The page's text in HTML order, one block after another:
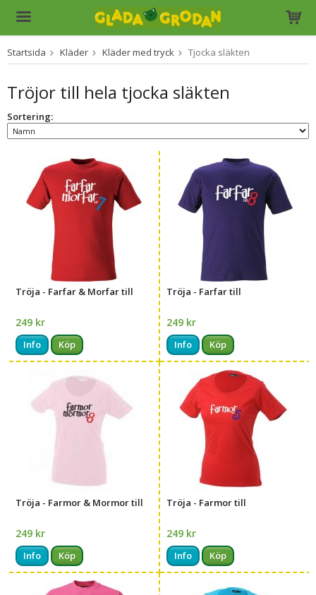
Produkten har blivit tillagd i varukorgen
Startsida Kläder Kläder med tryck Tjocka släkten
Tröjor till hela tjocka släkten
Sortering:
Tröja - Farfar & Morfar till
249 kr
Info Köp
Tröja - Farfar till
249 kr
Info Köp
Tröja - Farmor & Mormor till
249 kr
Info Köp
Tröja - Farmor till
249 kr
Info Köp